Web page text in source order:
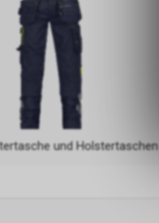
und Holstertaschen